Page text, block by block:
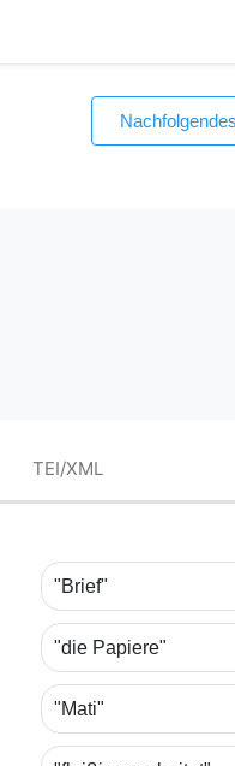
TEI/XML
"Brief"
"die Papiere"
"Mati"